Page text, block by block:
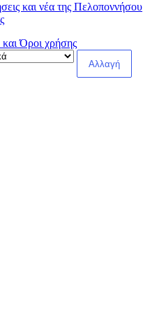
και νέα της Πελοποννήσου
Όροι χρήσης